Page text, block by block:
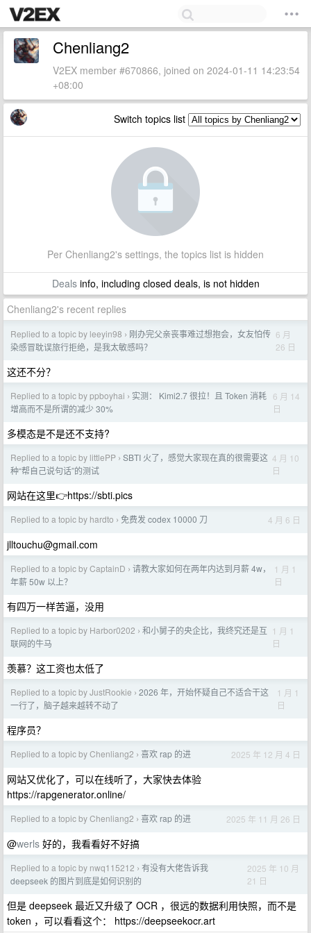
Chenliang2
V2EX member #670866, joined on 2024-01-11 14:23:54
+08:00
Switch topics list
Per Chenliang2's settings, the topics list is hidden
Dealsinfo, including closed deals, is not hidden
Chenliang2's recent replies
Replied to a topic by leeyin98 › 刚办完父亲丧事难过想抱会，女友怕传
染感冒耽误旅行拒绝，是我太敏感吗？
6 月
26 日
这还不分？
Replied to a topic by ppboyhai › 实测： Kimi2.7 很拉！且 Token 消耗
增高而不是所谓的减少 30%
6 月 14
日
多模态是不是还不支持?
Replied to a topic by littlePP › SBTI 火了，感觉大家现在真的很需要这
种“帮自己说句话”的测试
4 月 10
日
网站在这里👉https://sbti.pics
Replied to a topic by hardto › 免费发 codex 10000 刀 4 月 6 日
jlltouchu@gmail.com
Replied to a topic by CaptainD › 请教大家如何在两年内达到月薪 4w，
年薪 50w 以上？
1 月 1
日
有四万一样苦逼，没用
Replied to a topic by Harbor0202 › 和小舅子的央企比，我终究还是互
联网的牛马
1 月 1
日
羡慕？这工资也太低了
Replied to a topic by JustRookie › 2026 年，开始怀疑自己不适合干这
一行了，脑子越来越转不动了
1 月 1
日
程序员？
Replied to a topic by Chenliang2 › 喜欢 rap 的进 2025 年 12 月 4 日
网站又优化了，可以在线听了，大家快去体验
https://rapgenerator.online/
Replied to a topic by Chenliang2 › 喜欢 rap 的进 2025 年 11 月 26 日
@werls 好的，我看看好不好搞
Replied to a topic by nwq115212 › 有没有大佬告诉我
deepseek 的图片到底是如何识别的
2025 年 10 月
21 日
但是 deepseek 最近又升级了 OCR ，很远的数据利用快照，而不是
token ，可以看看这个： https://deepseekocr.art